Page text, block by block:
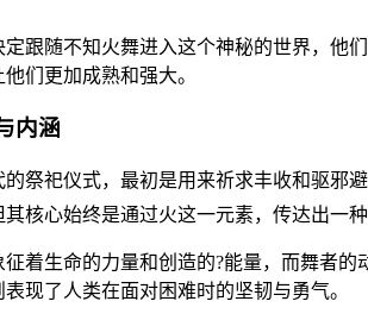
跟随不知火舞进入这个神秘的世界，他
们更加成熟和强大。
内涵
祭祀仪式，最初是用来祈求丰收和驱邪
核心始终是通过火这一元素，传达出一种
着生命的力量和创造的?能量，而舞者
现了人类在面对困难时的坚韧与勇气。